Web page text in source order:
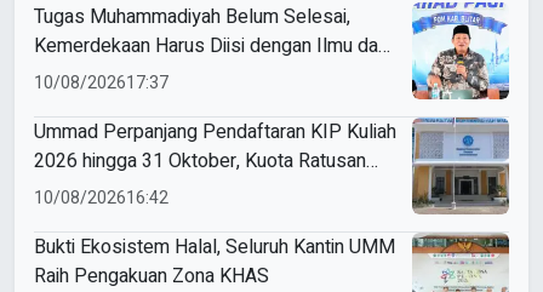
Tugas Muhammadiyah Belum Selesai,
Kemerdekaan Harus Diisi dengan Ilmu dan
Amal
10/08/202617:37
Ummad Perpanjang Pendaftaran KIP Kuliah
2026 hingga 31 Oktober, Kuota Ratusan
Menanti
10/08/202616:42
Bukti Ekosistem Halal, Seluruh Kantin UMM
Raih Pengakuan Zona KHAS